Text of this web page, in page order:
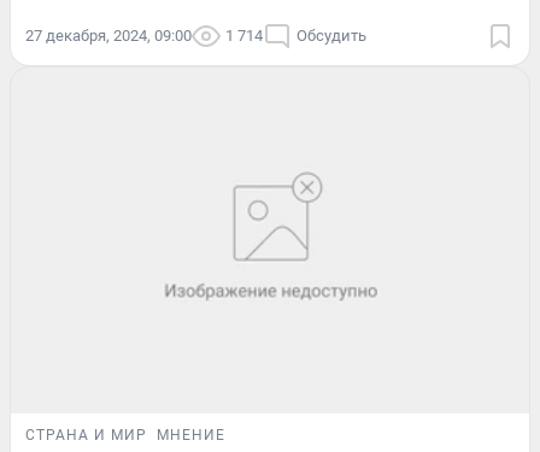
27 декабря, 2024, 09:00 1 714 Обсудить
СТРАНА И МИР МНЕНИЕ